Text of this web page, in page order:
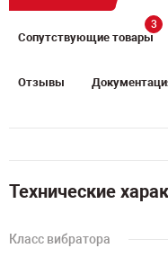
Сопутствующие товары
3
Отзывы
Технические
Класс вибратора